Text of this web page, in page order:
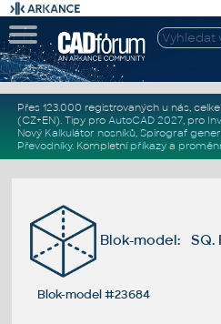
Přes 123.000 registrovaných u nás,
(CZ+EN). Tipy pro AutoCAD 2027, pro
Nový Kalkulátor nosníků, Spirograf
Převodníky. Kompletní příkazya
Blok-model: SQ.
Blok-model #23684